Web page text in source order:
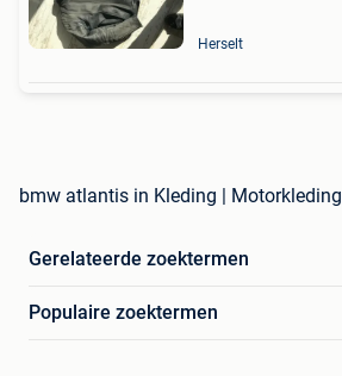
Herselt
bmw atlantis in Kleding | Motorkleding
Gerelateerde zoektermen
Populaire zoektermen